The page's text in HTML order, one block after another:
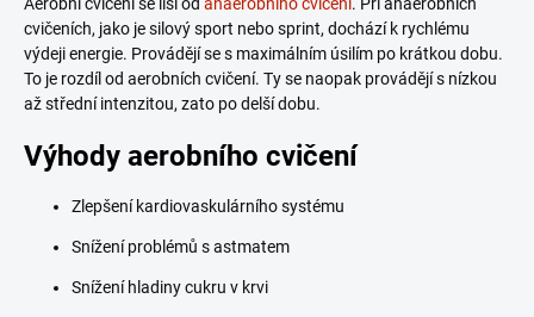
cvičeních, jako je silový sport nebo sprint, dochází k rychlému
výdeji energie. Provádějí se s maximálním úsilím po krátkou dobu.
To je rozdíl od aerobních cvičení. Ty se naopak provádějí s nízkou
až střední intenzitou, zato po delší dobu.
Výhody aerobního cvičení
Zlepšení kardiovaskulárního systému
Snížení problémů s astmatem
Snížení hladiny cukru v krvi